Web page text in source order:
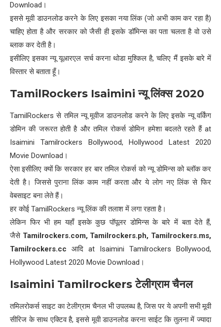
Download।
इससे मूवी डाउनलोड करने के लिए इसका नया लिंक (जो अभी काम कर रहा है)
चाहिए होता है और सरकार को जैसी ही इसके डॉमिन्स का पता चलता है वो उसे
ब्लाक कर देती है।
इसीलिए इसका न्यू यूआरएल सर्च करना थोडा मुश्किल है, चलिए मैं इसके बारे में
विस्तार से बताता हूँ।
TamilRockers Isaimini न्यू लिंक्स2020
TamilRockers से तमिल न्यू मूवीज डाउनलोड करने के लिए इसके न्यू वर्किंग
डोमिन की जरूरत होती है और तमिल रोकर्स डोमिन हमेशा बदलते रहते हैं at
Isaimini Tamilrockers Bollywood, Hollywood Latest 2020
Movie Download।
ऐसा इसीलिए क्यों कि सरकार हर बार तमिल रोकर्स को न्यू डोमिन्स को ब्लॉक कर
देती है। जिससे पुराना लिंक काम नहीं करता और ये लोग नए लिंक से फिर
वेबसाइट बना लेते हैं।
हर कोई TamilRockers न्यू लिंक की तलाश में लगा रहता है।
लेकिन फिर भी हम यहाँ इसके कुछ पॉपूलर डोमिन्स के बारे में बता देते हैं,
जैसे Tamilrockers.com, Tamilrockers.ph, Tamilrockers.ms,
Tamilrockers.cc आदि at Isaimini Tamilrockers Bollywood,
Hollywood Latest 2020 Movie Download।
Isaimini Tamilrockersटेलीग्राम चैनल
तमिलरोकर्स साइट का टेलीग्राम चैनल भी उपलब्ध है, जिस पर ये अपनी सभी मूवी
सीरिज के साथ एक्टिव है, इससे मूवी डाउनलोड करना साईट कि तुलना में ज्यादा